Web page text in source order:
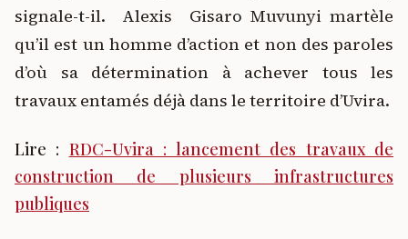
signale-t-il. Alexis Gisaro Muvunyi martèle
qu’il est un homme d’action et non des paroles
d’où sa détermination à achever tous les
travaux entamés déjà dans le territoire d’Uvira.
Lire : RDC-Uvira : lancement des travaux de
construction de plusieurs infrastructures
publiques